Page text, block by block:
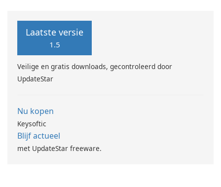
Laatste versie
1.5
Veilige en gratis downloads, gecontroleerd door
UpdateStar
Nu kopen
Keysoftic
Blijf actueel
met UpdateStar freeware.